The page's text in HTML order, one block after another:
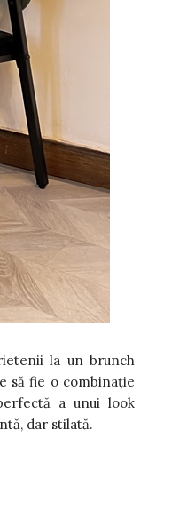
la un brunch
să fie o combinație
a unui look
dar stilată.